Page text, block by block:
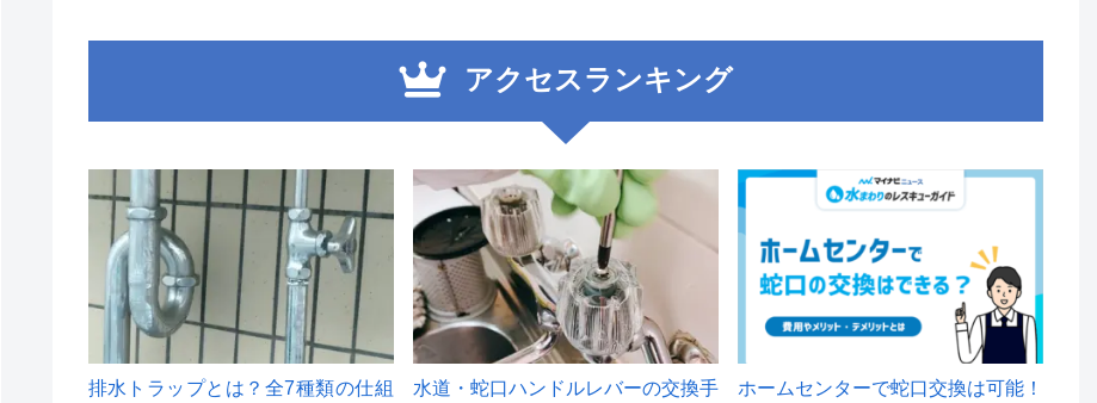
アクセスランキング
1
排水トラップとは？全7種類の仕組
2
水道・蛇口ハンドルレバーの交換手
ホームセンターで蛇口交換は可能！